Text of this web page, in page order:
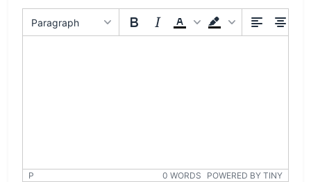
Paragraph
P 0 WORDS POWERED BY TINY